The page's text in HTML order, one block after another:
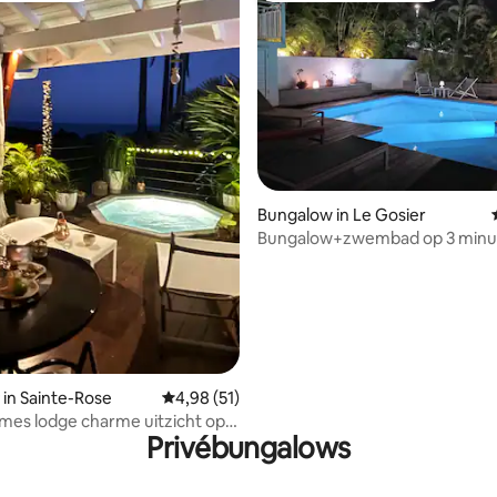
van 4,86 uit 5, 131 recensies
Sainte-Rose Gemiddelde beoordeling van 4,98 uit 5, 51
4,98 (51)
charme uitzicht op
Bungalow in Le Gosier
Bungalow+zwembad op 3
Privébungalows